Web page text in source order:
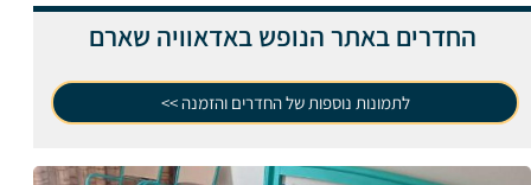
החדרים באתר הנופש באדאוויה שארם
לתמונות נוספות של החדרים והזמנה >>